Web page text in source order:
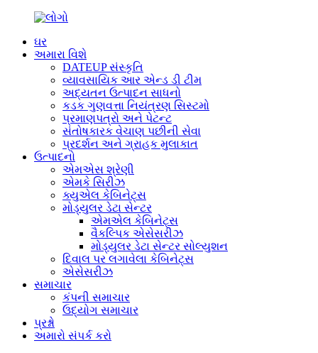
ઘર
અમારા વિશે
DATEUP સંસ્કૃતિ
વ્યાવસાયિક આર એન્ડ ડી ટીમ
અદ્યતન ઉત્પાદન સાધનો
કડક ગુણવત્તા નિયંત્રણ સિસ્ટમો
પ્રમાણપત્રો અને પેટન્ટ
સંતોષકારક વેચાણ પછીની સેવા
પ્રદર્શન અને ગ્રાહક મુલાકાત
ઉત્પાદનો
એમએસ શ્રેણી
એમકે સિરીઝ
ક્યુએલ કેબિનેટ્સ
મોડ્યુલર ડેટા સેન્ટર
એમએલ કેબિનેટ્સ
વૈકલ્પિક એસેસરીઝ
મોડ્યુલર ડેટા સેન્ટર સોલ્યુશન
દિવાલ પર લગાવેલા કેબિનેટ્સ
એસેસરીઝ
સમાચાર
કંપની સમાચાર
ઉદ્યોગ સમાચાર
પ્રશ્નો
અમારો સંપર્ક કરો